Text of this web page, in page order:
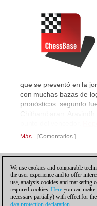
que se presentó en la
con muchas bazas de
pronósticos. segundo
Chithambaram
Más... Comentarios
We use cookies and comparable
the user experience and to offer
use, analysis cookies and marketing
required cookies. Here you can
necessary partially) with effect for
data protection declaration.